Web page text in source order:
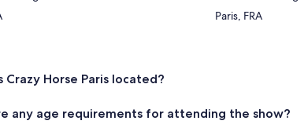
Paris, FRA
Crazy Horse Paris located?
any age requirements for attending the show?